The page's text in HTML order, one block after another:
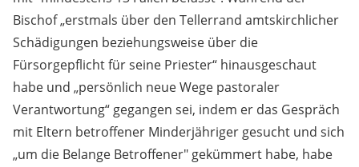
Bischof „erstmals über den Tellerrand amtskirchlicher
Schädigungen beziehungsweise über die
Fürsorgepflicht für seine Priester“ hinausgeschaut
habe und „persönlich neue Wege pastoraler
Verantwortung“ gegangen sei, indem er das Gespräch
mit Eltern betroffener Minderjähriger gesucht und sich
„um die Belange Betroffener" gekümmert habe, habe